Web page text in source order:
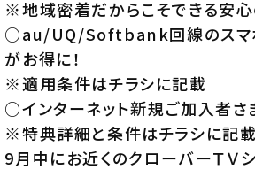
※地域密着だからこそできる安心
○au/UQ/Softbank回線のスマホ
がお得に！
※適用条件はチラシに記載
○インターネット新規ご加入者さ
※特典詳細と条件はチラシに記載
9月中にお近くのクローバーＴＶ